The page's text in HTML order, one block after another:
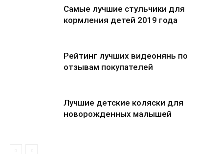
Самые лучшие стульчики для
кормления детей 2019 года
Рейтинг лучших видеонянь по
отзывам покупателей
Лучшие детские коляски для
новорожденных малышей